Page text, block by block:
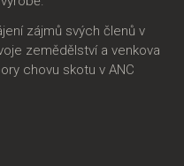
zájmů svých členů v
zemědělství a venkova
chovu skotu v ANC